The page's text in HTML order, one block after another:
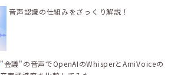
音声認識の仕組みをざっくり解説！
"会議"の音声でOpenAIのWhisperとAmiVoiceの